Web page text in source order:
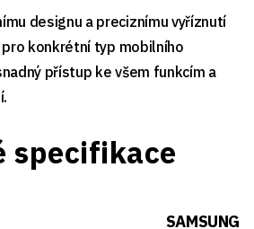
designu a preciznímu vyříznutí
konkrétní typ mobilního
přístup ke všem funkcím a
specifikace
SAMSUNG